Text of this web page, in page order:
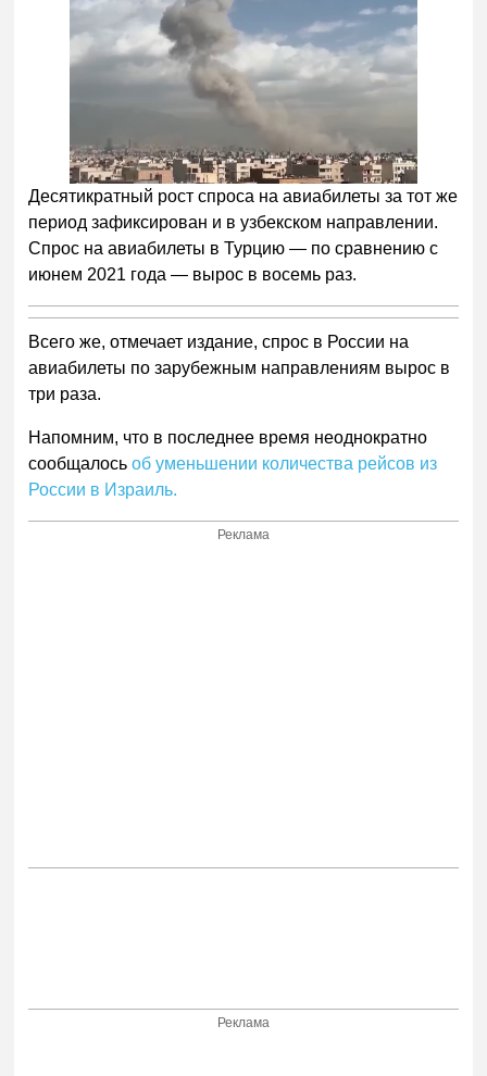
Десятикратный рост спроса на авиабилеты за тот же
период зафиксирован и в узбекском направлении.
Спрос на авиабилеты в Турцию — по сравнению с
июнем 2021 года — вырос в восемь раз.
Всего же, отмечает издание, спрос в России на
авиабилеты по зарубежным направлениям вырос в
три раза.
Напомним, что в последнее время неоднократно
сообщалосьоб уменьшении количества рейсов из
России в Израиль.
Реклама
Реклама